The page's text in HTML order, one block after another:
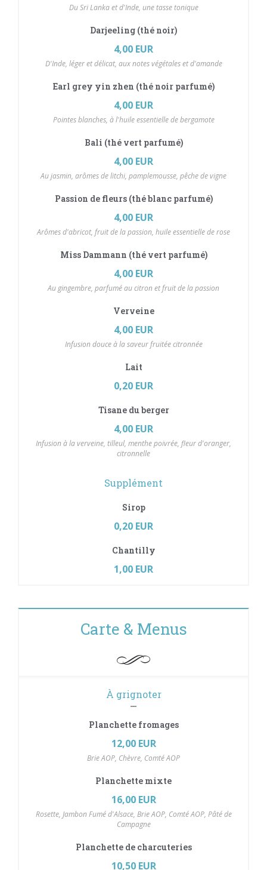
Du Sri Lanka et d'Inde, une tasse tonique
Darjeeling (thé noir)
4,00 EUR
D'Inde, léger et délicat, aux notes végétales et d'amande
Earl grey yin zhen (thé noir parfumé)
4,00 EUR
Pointes blanches, à l'huile essentielle de bergamote
Bali (thé vert parfumé)
4,00 EUR
Au jasmin, arômes de litchi, pamplemousse, pêche de vigne
Passion de fleurs (thé blanc parfumé)
4,00 EUR
Arômes d'abricot, fruit de la passion, huile essentielle de rose
Miss Dammann (thé vert parfumé)
4,00 EUR
Au gingembre, parfumé au citron et fruit de la passion
Verveine
4,00 EUR
Infusion douce à la saveur fruitée citronnée
Lait
0,20 EUR
Tisane du berger
4,00 EUR
Infusion à la verveine, tilleul, menthe poivrée, fleur d'oranger,
citronnelle
Supplément
Sirop
0,20 EUR
Chantilly
1,00 EUR
Carte & Menus
À grignoter
Planchette fromages
12,00 EUR
Brie AOP, Chèvre, Comté AOP
Planchette mixte
16,00 EUR
Rosette, Jambon Fumé d'Alsace, Brie AOP, Comté AOP, Pâté de
Campagne
Planchette de charcuteries
10,50 EUR